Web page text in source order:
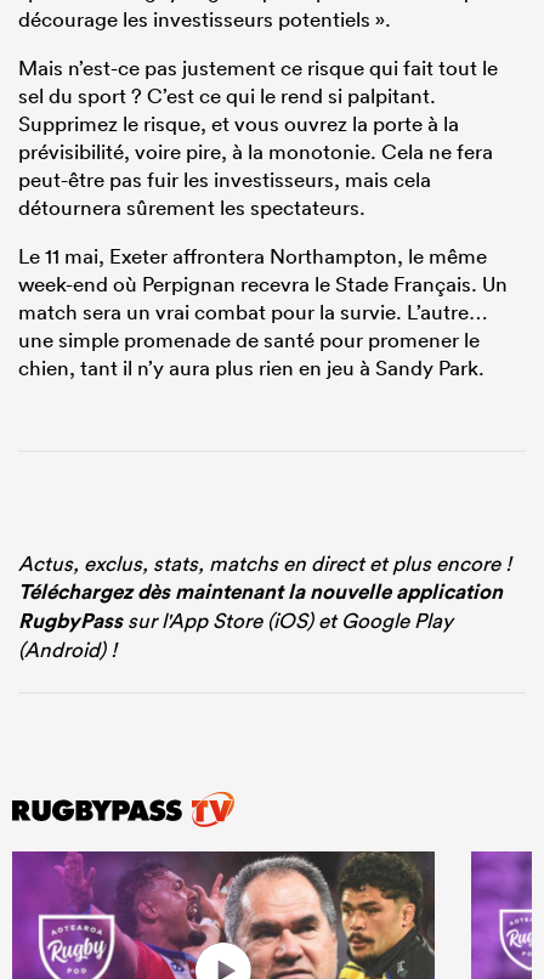
décourage les investisseurs potentiels ».
Mais n’est-ce pas justement ce risque qui fait tout le
sel du sport ? C’est ce qui le rend si palpitant.
Supprimez le risque, et vous ouvrez la porte à la
prévisibilité, voire pire, à la monotonie. Cela ne fera
peut-être pas fuir les investisseurs, mais cela
détournera sûrement les spectateurs.
Le 11 mai, Exeter affrontera Northampton, le même
week-end où Perpignan recevra le Stade Français. Un
match sera un vrai combat pour la survie. L’autre…
une simple promenade de santé pour promener le
chien, tant il n’y aura plus rien en jeu à Sandy Park.
Actus, exclus, stats, matchs en direct et plus encore !
Téléchargez dès maintenant la nouvelle application
RugbyPasssur l'App Store (iOS) et Google Play
(Android) !